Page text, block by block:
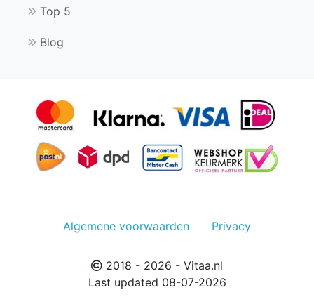
Top 5
Blog
Algemene voorwaarden Privacy
2018 - 2026 - Vitaa.nl
Last updated 08-07-2026